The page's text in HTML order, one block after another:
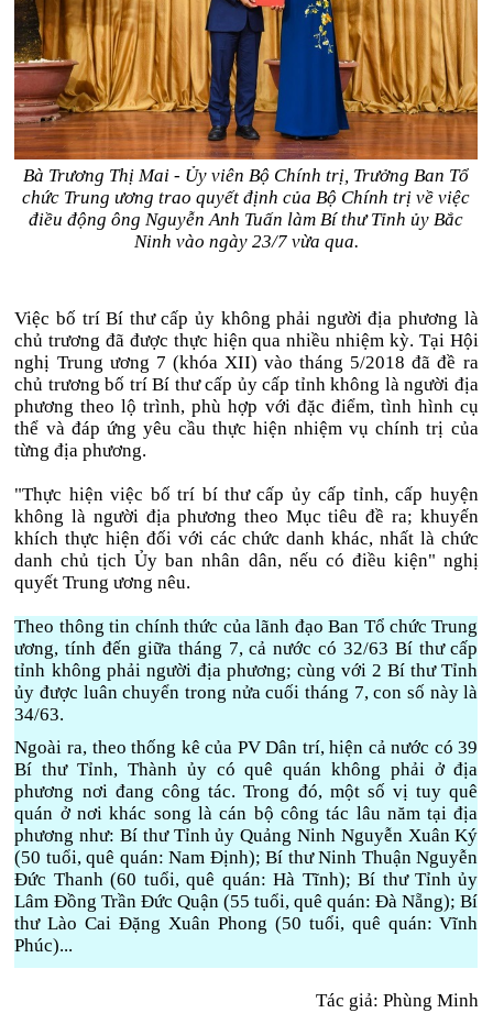
Bà Trương Thị Mai - Ủy viên Bộ Chính trị, Trưởng Ban Tổ
chức Trung ương trao quyết định của Bộ Chính trị về việc
điều động ông Nguyễn Anh Tuấn làm Bí thư Tỉnh ủy Bắc
Ninh vào ngày 23/7 vừa qua.
Việc bố trí Bí thư cấp ủy không phải người địa phương là
chủ trương đã được thực hiện qua nhiều nhiệm kỳ. Tại Hội
nghị Trung ương 7 (khóa XII) vào tháng 5/2018 đã đề ra
chủ trương bố trí Bí thư cấp ủy cấp tỉnh không là người địa
phương theo lộ trình, phù hợp với đặc điểm, tình hình cụ
thể và đáp ứng yêu cầu thực hiện nhiệm vụ chính trị của
từng địa phương.
"Thực hiện việc bố trí bí thư cấp ủy cấp tỉnh, cấp huyện
không là người địa phương theo Mục tiêu đề ra; khuyến
khích thực hiện đối với các chức danh khác, nhất là chức
danh chủ tịch Ủy ban nhân dân, nếu có điều kiện" nghị
quyết Trung ương nêu.
Theo thông tin chính thức của lãnh đạo Ban Tổ chức Trung
ương, tính đến giữa tháng 7, cả nước có 32/63 Bí thư cấp
tỉnh không phải người địa phương; cùng với 2 Bí thư Tỉnh
ủy được luân chuyển trong nửa cuối tháng 7, con số này là
34/63.
Ngoài ra, theo thống kê của PV Dân trí, hiện cả nước có 39
Bí thư Tỉnh, Thành ủy có quê quán không phải ở địa
phương nơi đang công tác. Trong đó, một số vị tuy quê
quán ở nơi khác song là cán bộ công tác lâu năm tại địa
phương như: Bí thư Tỉnh ủy Quảng Ninh Nguyễn Xuân Ký
(50 tuổi, quê quán: Nam Định); Bí thư Ninh Thuận Nguyễn
Đức Thanh (60 tuổi, quê quán: Hà Tĩnh); Bí thư Tỉnh ủy
Lâm Đồng Trần Đức Quận (55 tuổi, quê quán: Đà Nẵng); Bí
thư Lào Cai Đặng Xuân Phong (50 tuổi, quê quán: Vĩnh
Phúc)...
Tác giả: Phùng Minh